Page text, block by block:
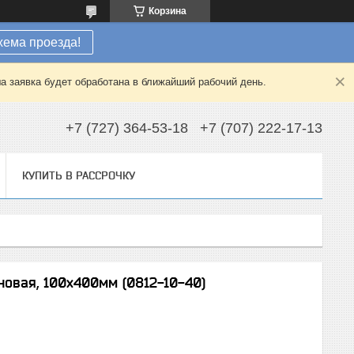
Корзина
проезда!
будет обработана в ближайший рабочий день.
+7 (727) 364-53-18 +7 (707) 222-17-13
КУПИТЬ В РАССРОЧКУ
100x400мм (0812-10-40)